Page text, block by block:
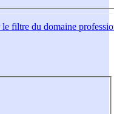
le filtre du domaine